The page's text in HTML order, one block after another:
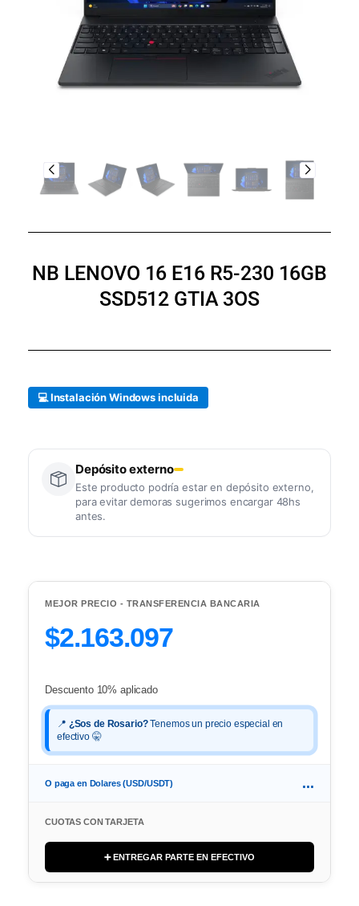
NB LENOVO 16 E16 R5-230 16GB
SSD512 GTIA 3OS
💻 Instalación Windows incluida
Depósito externo
Este producto podría estar en depósito externo,
para evitar demoras sugerimos encargar 48hs
antes.
MEJOR PRECIO - TRANSFERENCIA BANCARIA
$2.163.097
Descuento 10% aplicado
📍 ¿Sos de Rosario?Tenemos un precio especial en
efectivo 🤫
O paga en Dolares (USD/USDT) ...
CUOTAS CON TARJETA
➕ ENTREGAR PARTE EN EFECTIVO